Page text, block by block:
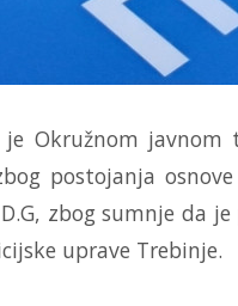
je Okružnom
postojanja
zbog sumnje da
uprave Trebinje.